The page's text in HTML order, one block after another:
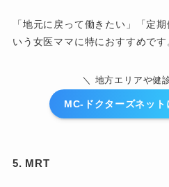
「地元に戻って働きたい」「定
いう女医ママに特におすすめです
＼ 地方エリアや健
MC-ドクターズネッ
5. MRT